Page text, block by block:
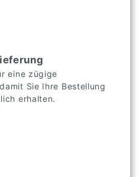
eine zügige
Sie Ihre Bestellung
erhalten.